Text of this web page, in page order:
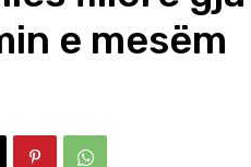
e mesëm